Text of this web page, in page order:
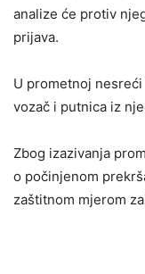
analize će protiv
prijava.
U prometnoj
vozač i putnica iz
Zbog izazivanja
o počinjenom
zaštitnom mjerom